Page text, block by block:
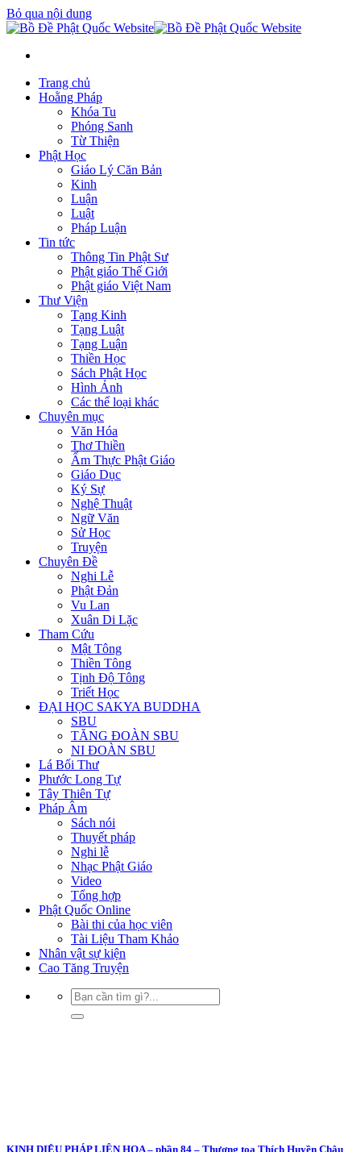
Bỏ qua nội dung
Trang chủ
Hoằng Pháp
Khóa Tu
Phóng Sanh
Từ Thiện
Phật Học
Giáo Lý Căn Bản
Kinh
Luận
Luật
Pháp Luận
Tin tức
Thông Tin Phật Sư
Phật giáo Thế Giới
Phật giáo Việt Nam
Thư Viện
Tạng Kinh
Tạng Luật
Tạng Luận
Thiền Học
Sách Phật Học
Hình Ảnh
Các thể loại khác
Chuyên mục
Văn Hóa
Thơ Thiền
Ẩm Thực Phật Giáo
Giáo Dục
Ký Sự
Nghệ Thuật
Ngữ Văn
Sử Học
Truyện
Chuyên Đề
Nghi Lễ
Phật Đản
Vu Lan
Xuân Di Lặc
Tham Cứu
Mật Tông
Thiền Tông
Tịnh Độ Tông
Triết Học
ĐẠI HỌC SAKYA BUDDHA
SBU
TĂNG ĐOÀN SBU
NI ĐOÀN SBU
Lá Bối Thư
Phước Long Tự
Tây Thiên Tự
Pháp Âm
Sách nói
Thuyết pháp
Nghi lễ
Nhạc Phật Giáo
Video
Tổng hợp
Phật Quốc Online
Bài thi của học viên
Tài Liệu Tham Khảo
Nhân vật sự kiện
Cao Tăng Truyện
KINH DIỆU PHÁP LIÊN HOA – phần 84 – Thượng tọa Thích Huyền Châu